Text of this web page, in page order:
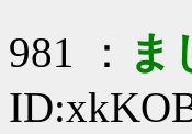
981 ： ま